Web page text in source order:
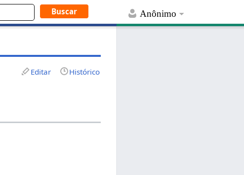
Anônimo
Editar Histórico